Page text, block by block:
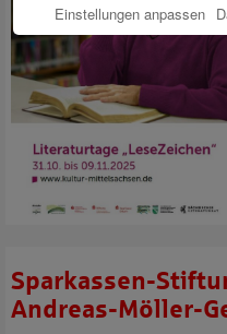
Sparkassen-
Andreas-Möller-
Einstellungen anpassen